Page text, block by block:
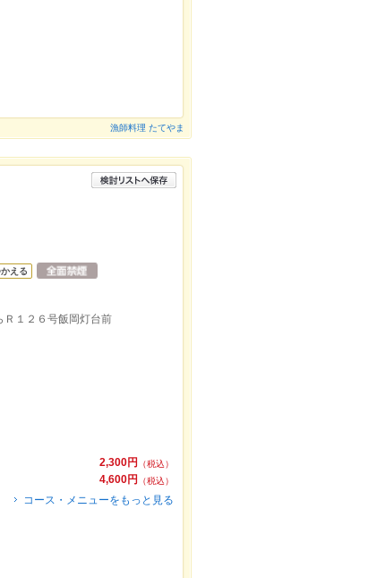
漁師料理 たてやま
える
１２６号飯岡灯台前
2,300円
（税込）
4,600円
（税込）
コース・メニューをもっと見る